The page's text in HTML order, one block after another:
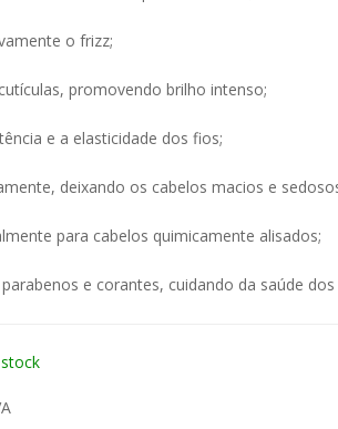
o frizz;
promovendo brilho intenso;
e a elasticidade dos fios;
deixando os cabelos macios e
para cabelos quimicamente alisados;
e corantes, cuidando da saúde